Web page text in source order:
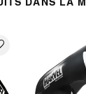
les dommages
Fit™ pour un
pour